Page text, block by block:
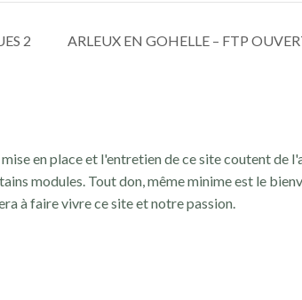
2 ARLEUX EN GOHELLE – FTP
en place et l'entretien de ce site coutent de
modules. Tout don, même minime est le
à faire vivre ce site et notre passion.